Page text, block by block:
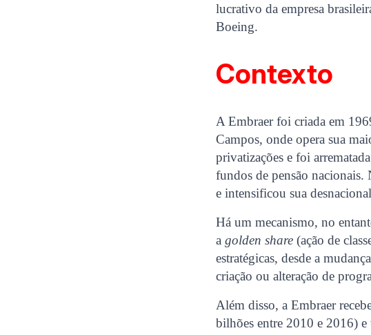
lucrativo da empresa
Boeing.
Contexto
A Embraer foi criada em
Campos, onde opera sua
privatizações e foi
fundos de pensão
e intensificou sua
Há um mecanismo, no
agolden share(ação de
estratégicas, desde a
criação ou alteração de
Além disso, a Embraer
bilhões entre 2010 e 2016) e